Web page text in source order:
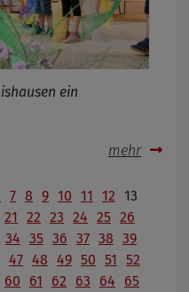
ein
mehr
7 8 9 10 11 12
13
21 22 23 24 25 26
34 35 36 37 38 39
47 48 49 50 51
52
60 61 62 63 64
65